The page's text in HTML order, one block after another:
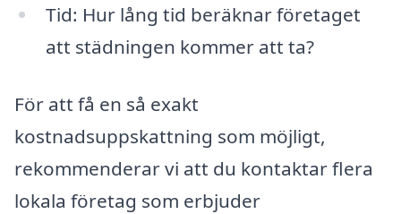
Tid: Hur lång tid beräknar företaget
att städningen kommer att ta?
För att få en så exakt
kostnadsuppskattning som möjligt,
rekommenderar vi att du kontaktar flera
lokala företag som erbjuder